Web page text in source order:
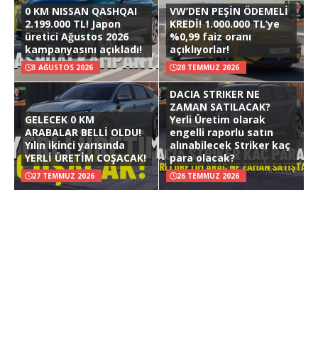
0 KM NISSAN QASHQAI
2.199.000 TL! Japon
üretici Ağustos 2026
kampanyasını açıkladı!
3 AĞUSTOS 2026
VW’DEN PEŞİN ÖDEMELİ
KREDİ! 1.000.000 TL’ye
%0,99 faiz oranı
açıklıyorlar!
28 TEMMUZ 2026
GELECEK 0 KM
ARABALAR BELLİ OLDU!
Yılın ikinci yarısında
YERLİ ÜRETİM COŞACAK!
27 TEMMUZ 2026
DACIA STRIKER NE
ZAMAN SATILACAK?
Yerli Üretim olarak
engelli raporlu satın
alınabilecek Striker kaç
para olacak?
26 TEMMUZ 2026